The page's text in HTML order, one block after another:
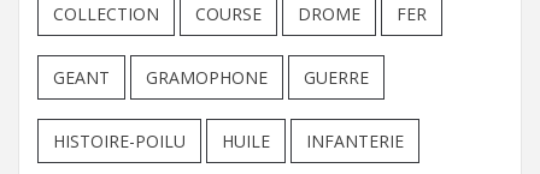
COLLECTION COURSE DROME FER
GEANT GRAMOPHONE GUERRE
HISTOIRE-POILU HUILE INFANTERIE